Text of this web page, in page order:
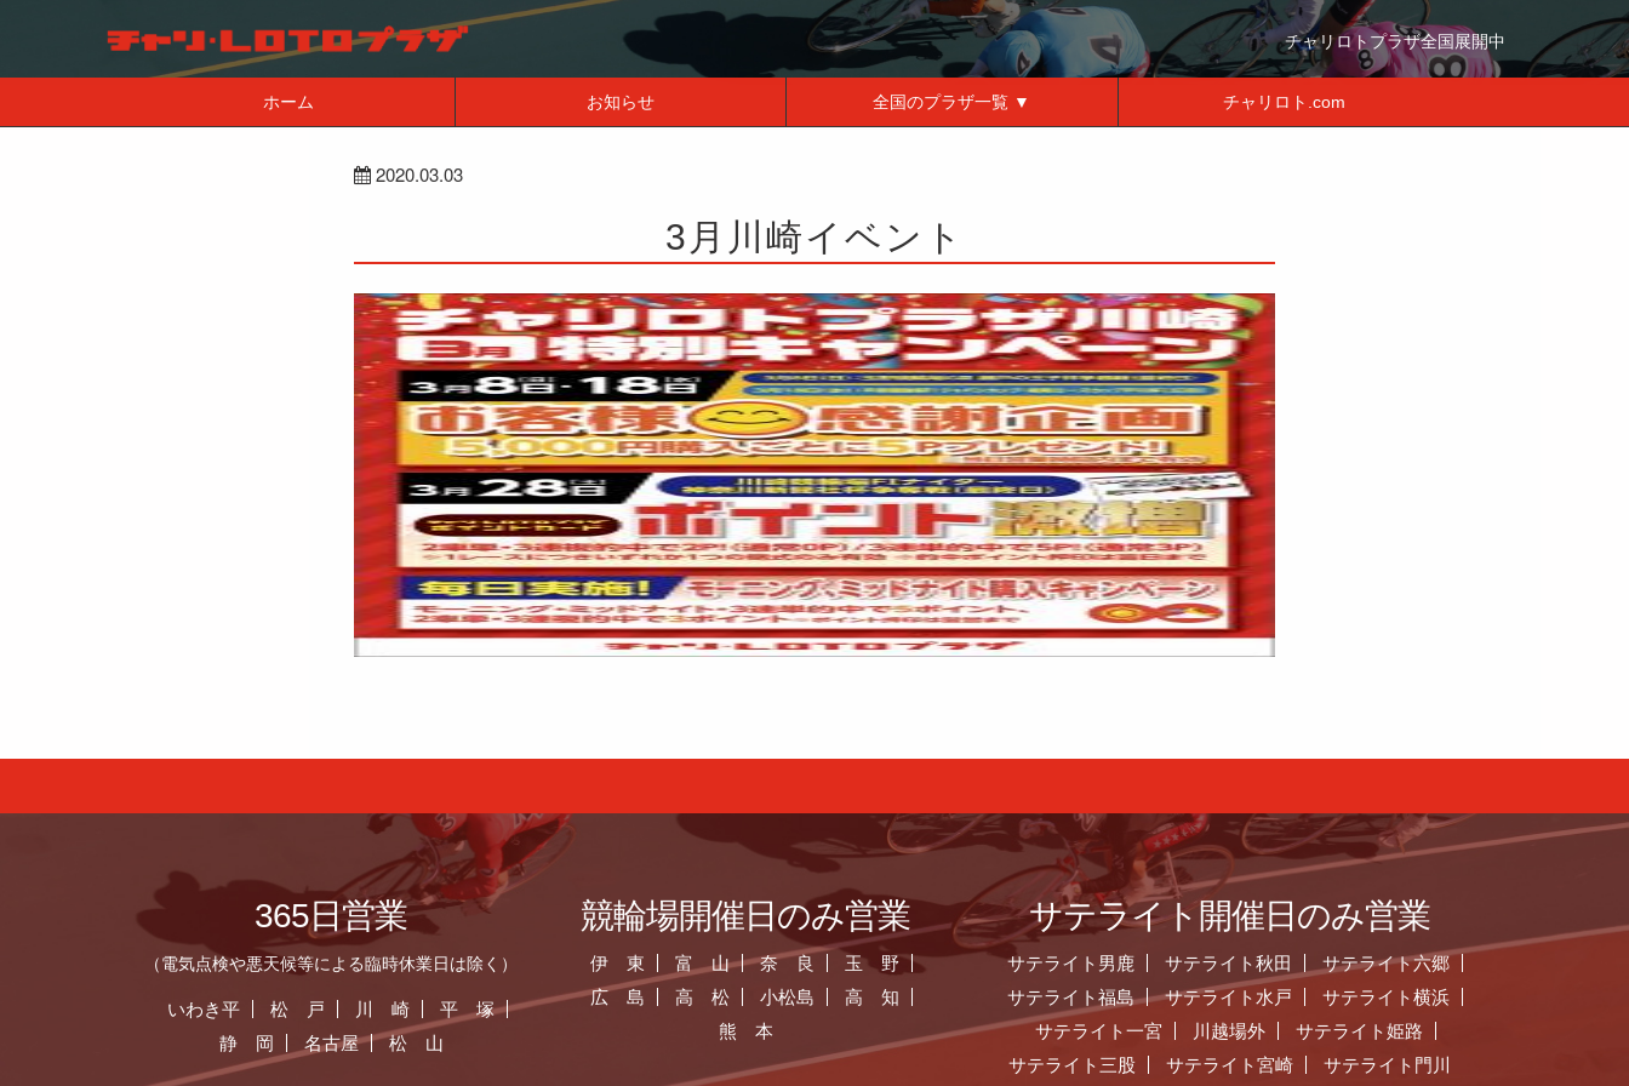
チャリロトプラザ全国展開中
ホーム お知らせ 全国のプラザ一覧 ▼ チャリロト.com
2020.03.03
3月川崎イベント
365日営業
（電気点検や悪天候等による臨時休業日は除く）
いわき平 松 戸 川 崎
平 塚
静 岡
名古屋 松 山
競輪場開催日のみ営業
伊 東 富 山 奈 良
玉 野
広 島
高 松 小松島
高 知
熊 本
サテライト開催日のみ営業
サテライト男鹿 サテライト秋田
サテライト六郷
サテライト福島
サテライト水戸
サテライト横浜
サテライト一宮
川越場外
サテライト姫路
サテライト三股
サテライト宮崎 サテライト門川